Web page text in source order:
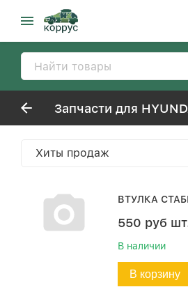
Запчасти для
Хиты продаж
ВТУЛКА
550 руб
В наличии
В корзину